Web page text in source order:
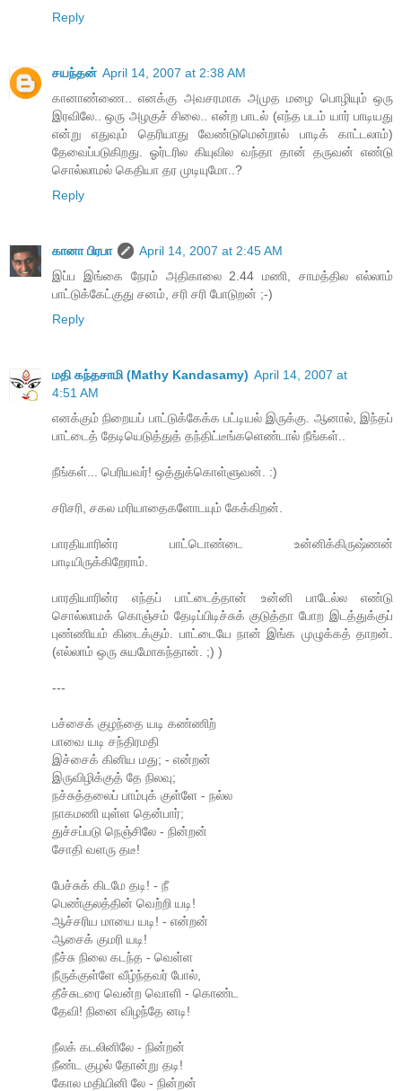
Reply
சயந்தன் April 14, 2007 at 2:38 AM
கானாண்ணை.. எனக்கு அவசரமாக அமுத மழை பொழியும் ஒரு
இரவிலே.. ஒரு அழகுச் சிலை.. என்ற பாடல் (எந்த படம் யார் பாடியது
என்று எதுவும் தெரியாது வேண்டுமென்றால் பாடிக் காட்டலாம்)
தேவைப்படுகிறது. ஓர்டரில கியுவில வந்தா தான் தருவன் எண்டு
சொல்லாமல் கெதியா தர முடியுமோ..?
Reply
கானா பிரபா
April 14, 2007 at 2:45 AM
இப்ப இங்கை நேரம் அதிகாலை 2.44 மணி, சாமத்தில எல்லாம்
பாட்டுக்கேட்குது சனம், சரி சரி போடுறன் ;-)
Reply
மதி கந்தசாமி (Mathy Kandasamy) April 14, 2007 at
4:51 AM
எனக்கும் நிறையப் பாட்டுக்கேக்க பட்டியல் இருக்கு. ஆனால், இந்தப்
பாட்டைத் தேடியெடுத்துத் தந்திட்டீங்களெண்டால் நீங்கள்..
நீங்கள்... பெரியவர்! ஒத்துக்கொள்ளுவன். :)
சரிசரி, சகல மரியாதைகளோடயும் கேக்கிறன்.
பாரதியாரின்ர பாட்டொண்டை உன்னிக்கிருஷ்ணன்
பாடியிருக்கிறேராம்.
பாரதியாரின்ர எந்தப் பாட்டைத்தான் உன்னி பாடேல்ல எண்டு
சொல்லாமக் கொஞ்சம் தேடிப்பிடிச்சுக் குடுத்தா போற இடத்துக்குப்
புண்ணியம் கிடைக்கும். பாட்டையே நான் இங்க முழுக்கத் தாறன்.
(எல்லாம் ஒரு சுயமோகந்தான். ;) )
---
பச்சைக் குழந்தை யடி கண்ணிற்
பாவை யடி சந்திரமதி
இச்சைக் கினிய மது; - என்றன்
இருவிழிக்குத் தே நிலவு;
நச்சுத்தலைப் பாம்புக் குள்ளே - நல்ல
நாகமணி யுள்ள தென்பார்;
துச்சப்படு நெஞ்சிலே - நின்றன்
சோதி வளரு தடீ!
பேச்சுக் கிடமே தடி! - நீ
பெண்குலத்தின் வெற்றி யடி!
ஆச்சரிய மாயை யடி! - என்றன்
ஆசைக் குமரி யடி!
நீச்சு நிலை கடந்த - வெள்ள
நீருக்குள்ளே வீழ்ந்தவர் போல்,
தீச்சுடரை வென்ற வொளி - கொண்ட
தேவி! நினை விழந்தே னடி!
நீலக் கடலினிலே - நின்றன்
நீண்ட குழல் தோன்று தடி!
கோல மதியினி லே - நின்றன்